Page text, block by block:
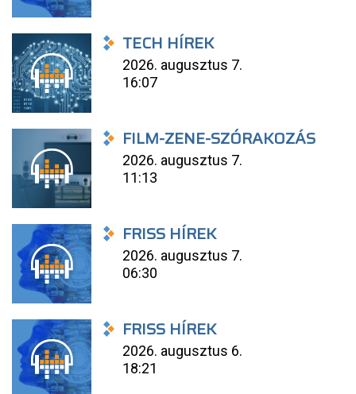
TECH HÍREK
2026. augusztus 7.
16:07
FILM-ZENE-SZÓRAKOZÁS
2026. augusztus 7.
11:13
FRISS HÍREK
2026. augusztus 7.
06:30
FRISS HÍREK
2026. augusztus 6.
18:21